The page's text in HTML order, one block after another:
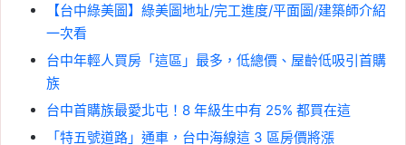
【台中綠美圖】綠美圖地址/完工進度/平面圖/建築師介紹
一次看
台中年輕人買房「這區」最多，低總價、屋齡低吸引首購
族
台中首購族最愛北屯！8 年級生中有 25% 都買在這
「特五號道路」通車，台中海線這 3 區房價將漲